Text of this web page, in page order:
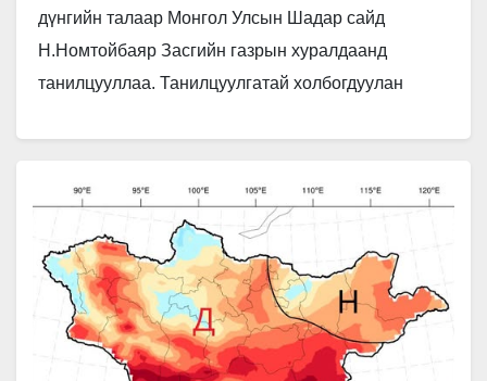
дүнгийн талаар Монгол Улсын Шадар сайд
Н.Номтойбаяр Засгийн газрын хуралдаанд
танилцууллаа. Танилцуулгатай холбогдуулан